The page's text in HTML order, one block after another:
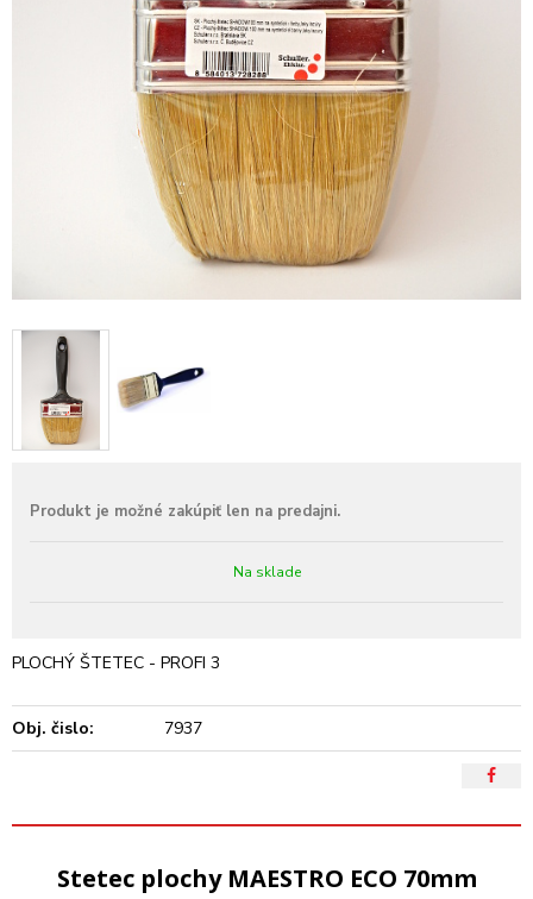
Na sklade
PLOCHÝ ŠTETEC - PROFI 3
Obj. čislo: 7937
Stetec plochy MAESTRO ECO 70mm